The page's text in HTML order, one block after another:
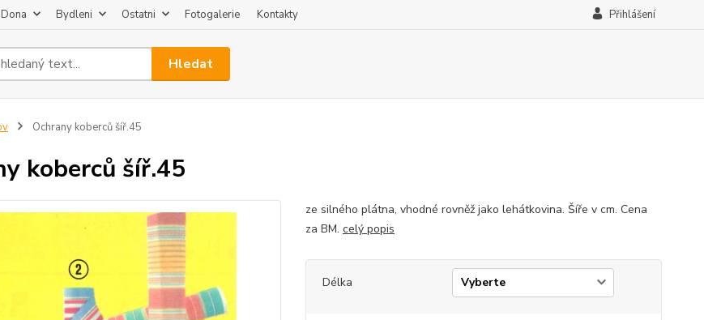
Bydleni Ostatni Fotogalerie Kontakty Přihlášení
Hledat
Ochrany koberců šíř.45
koberců šíř.45
ze silného plátna, vhodné rovněž jako lehátkovina. Šíře v cm. Cena
za BM. celý popis
Délka